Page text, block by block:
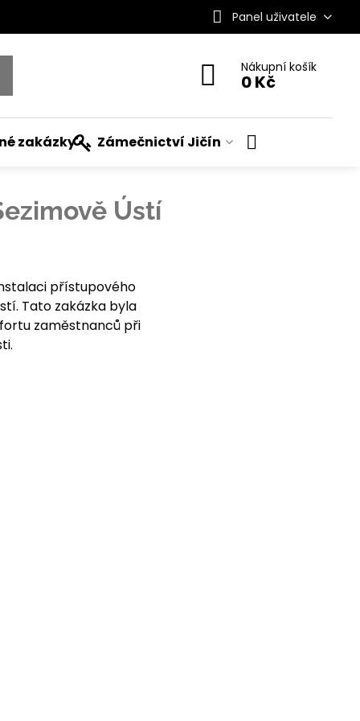
Panel uživatele
Nákupní košík
0 Kč
zakázky Zámečnictví Jičín
Ústí
přístupového
Tato zakázka byla
zaměstnanců při